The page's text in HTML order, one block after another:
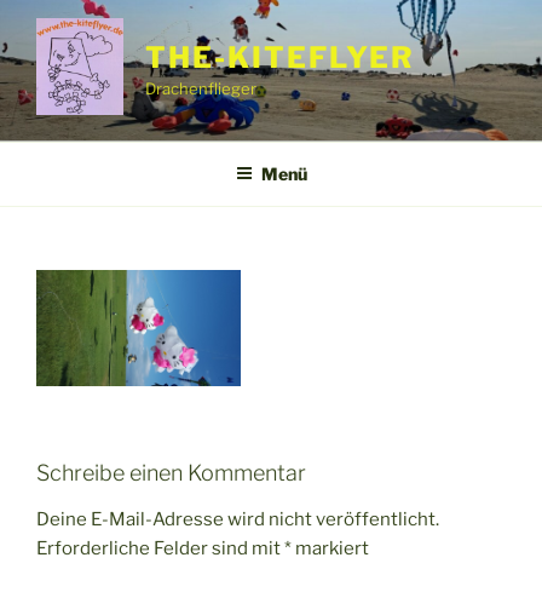
Zum
Inhalt
springen
THE-KITEFLYER
Drachenflieger
Menü
Schreibe einen Kommentar
Deine E-Mail-Adresse wird nicht veröffentlicht.
Erforderliche Felder sind mit* markiert